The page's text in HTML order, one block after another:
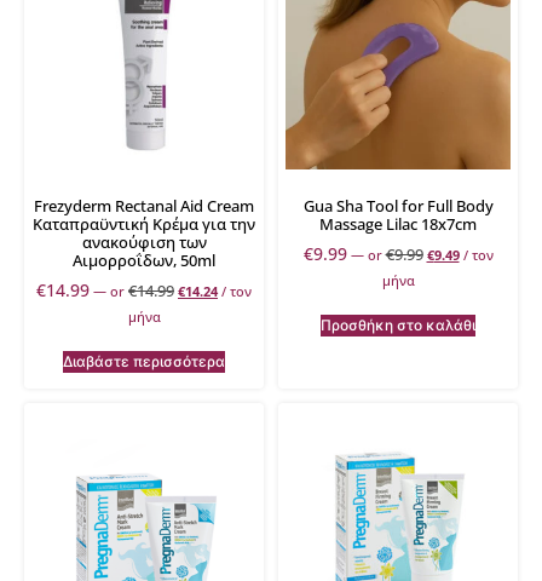
Frezyderm Rectanal Aid Cream
Καταπραϋντική Κρέμα για την
ανακούφιση των
Αιμορροΐδων, 50ml
€14.99 — or €14.99 €14.24 / τον
μήνα
Διαβάστε περισσότερα
Gua Sha Tool for Full Body
Massage Lilac 18x7cm
€9.99 —or€9.99 €9.49 / τον
μήνα
Προσθήκη στο καλάθι